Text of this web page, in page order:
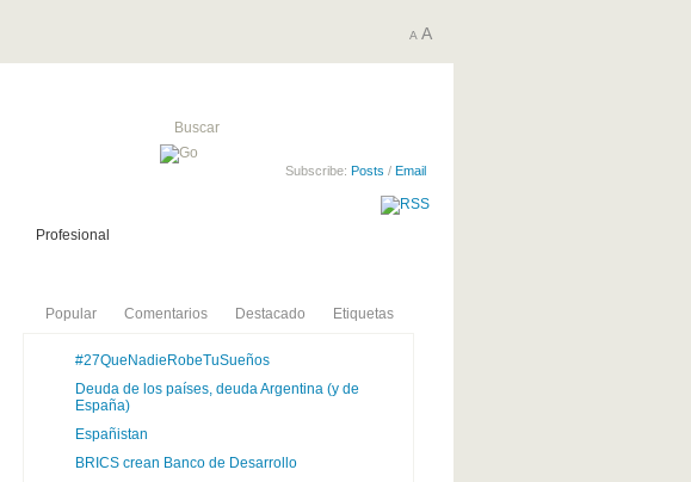
A A
Subscribe: Posts / Email
Profesional
Popular Comentarios Destacado Etiquetas
#27QueNadieRobeTuSueños
Deuda de los países, deuda Argentina (y de
España)
Españistan
BRICS crean Banco de Desarrollo